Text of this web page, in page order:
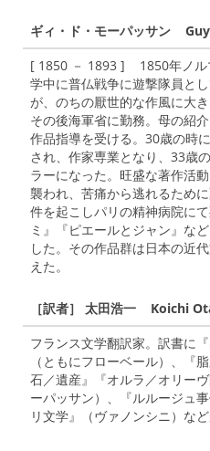
ギィ・ド・モーパッサン
[ 1850 － 1893 ] 1850年ノル
学中に普仏戦争に遊撃隊員と
が、のちの厭世的な作風に大
その後海軍省に勤務。母の紹
作品指導を受ける。30歳の時
され、作家専業となり、33歳
ラーになった。旺盛な著作活
襲われ、苦痛から逃れるため
件を起こしパリの精神病院に
ミ』『ピエールとジャン』な
した。その作品群は日本の近
えた。
［訳者］ 太田浩一 Koichi
フランス文学翻訳家。訳書に
（ともにフローベール）、『
石／遺産』『オルラ／オリー
ーパッサン）、『ルルージュ
リ文学』（ヴァノンシニ）など